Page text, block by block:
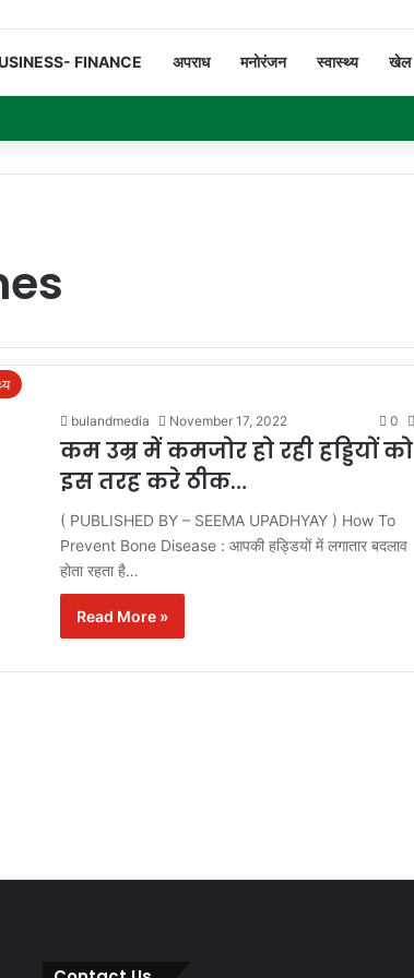
FINANCE अपराध मनोरंजन स्वास्थ्य खेल
bulandmedia November 17, 2022 0
कम उम्र में कमजोर हो रही हड्डियों को
इस तरह करे ठीक…
( PUBLISHED BY – SEEMA UPADHYAY ) How To
Prevent Bone Disease : आपकी हड्डियों में लगातार बदलाव
होता रहता है…
Read More »